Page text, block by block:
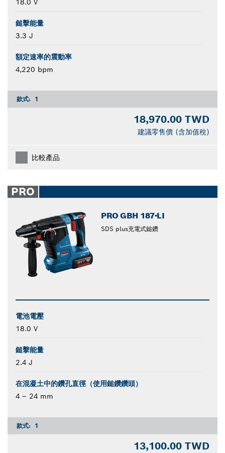
18.0 V
鎚擊能量
3.3 J
額定速率的震動率
4,220 bpm
款式: 1
18,970.00 TWD
建議零售價 (含加值稅)
比較產品
PRO
PRO GBH 187-LI
SDS plus充電式鎚鑽
電池電壓
18.0 V
鎚擊能量
2.4 J
在混凝土中的鑽孔直徑（使用鎚鑽鑽頭）
4 – 24 mm
款式: 1
13,100.00 TWD